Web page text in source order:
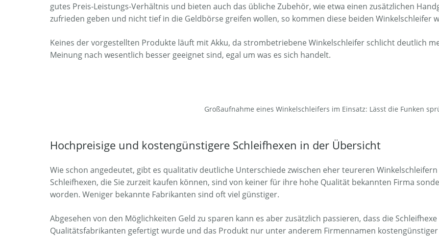
gutes Preis-Leistungs-Verhältnis und bieten auch das übliche Zubehör, wie etwa einen zusätzlichen
zufrieden geben und nicht tief in die Geldbörse greifen wollen, so kommen diese beiden Winkelschleifer
Keines der vorgestellten Produkte läuft mit Akku, da strombetriebene Winkelschleifer schlicht deutlich
Meinung nach wesentlich besser geeignet sind, egal um was es sich handelt.
Großaufnahme eines Winkelschleifers im Einsatz: Lässt die Funken
Hochpreisige und kostengünstigere Schleifhexen in der Übersicht
Wie schon angedeutet, gibt es qualitativ deutliche Unterschiede zwischen eher teureren
Schleifhexen, die Sie zurzeit kaufen können, sind von keiner für ihre hohe Qualität bekannten Firma
worden. Weniger bekannte Fabrikanten sind oft viel günstiger.
Abgesehen von den Möglichkeiten Geld zu sparen kann es aber zusätzlich passieren, dass die
Qualitätsfabrikanten gefertigt wurde und das Produkt nur unter anderem Firmennamen